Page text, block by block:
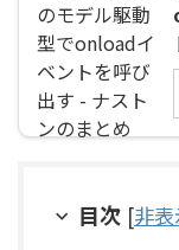
目次 [非